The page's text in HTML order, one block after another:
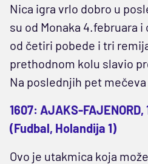
Nica igra vrlo dobro u
su od Monaka 4.februara
od četiri pobede i tri
prethodnom kolu slavio
Na poslednjih pet
1607: AJAKS-FAJENORD,
(Fudbal, Holandija 1)
Ovo je utakmica koja